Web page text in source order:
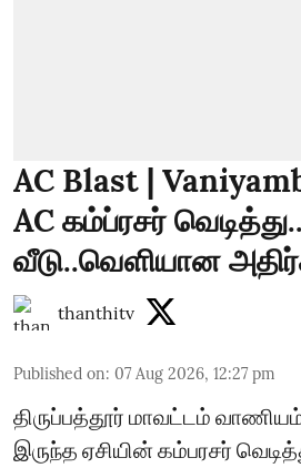
AC Blast |
AC கம்ப்ரசர்
வீடு..வெளியான
thanthitv
Published on: 07 Aug 2026, 12:27 pm
திருப்பத்தூர் மாவட்டம்
இருந்த ஏசியின் கம்பரசர்